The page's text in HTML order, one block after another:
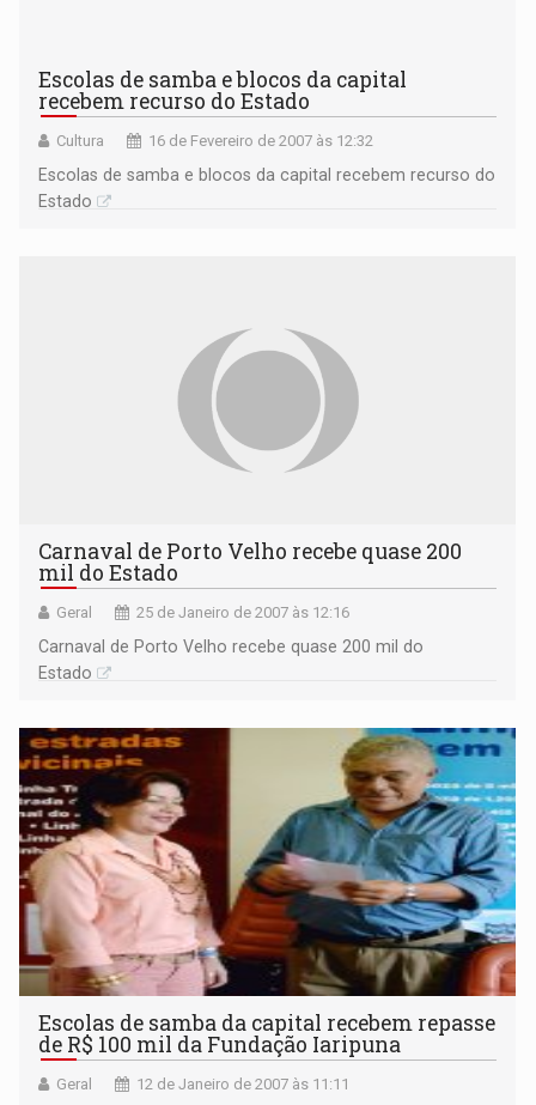
Escolas de samba e blocos da capital
recebem recurso do Estado
Cultura 16 de Fevereiro de 2007 às 12:32
Escolas de samba e blocos da capital recebem recurso do
Estado
Carnaval de Porto Velho recebe quase 200
mil do Estado
Geral 25 de Janeiro de 2007 às 12:16
Carnaval de Porto Velho recebe quase 200 mil do
Estado
Escolas de samba da capital recebem repasse
de R$ 100 mil da Fundação Iaripuna
Geral 12 de Janeiro de 2007 às 11:11